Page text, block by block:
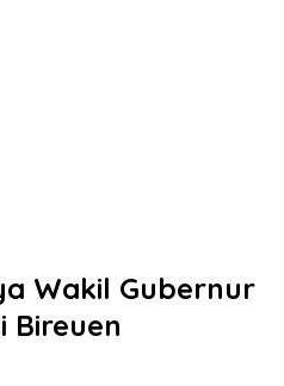
Wakil Gubernur
Bireuen